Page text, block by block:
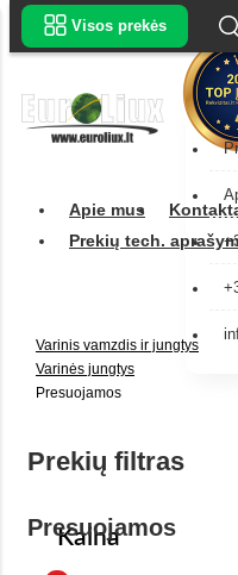
Apie mus
Prekių tech.
Visos prekės
Varinis vamzdis ir jungtys
Varinės jungtys
Presuojamos
Prekių filtras
Kaina
Presuojamos